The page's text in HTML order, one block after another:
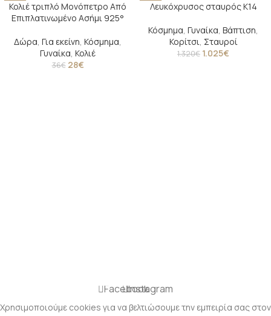
-22%
Κολιέ τριπλό Μονόπετρο Από
Επιπλατινωμένο Ασήμι 925°
Δώρα, Για εκείνη, Κόσμημα,
Γυναίκα, Κολιέ
36€ 28€
-22%
Λευκόχρυσος σταυρός Κ14
Κόσμημα, Γυναίκα, Βάπτιση,
Κορίτσι, Σταυροί
1.320€ 1.025€
FacebookInstagram
Χρησιμοποιούμε cookies για να βελτιώσουμε την εμπειρία σας στον